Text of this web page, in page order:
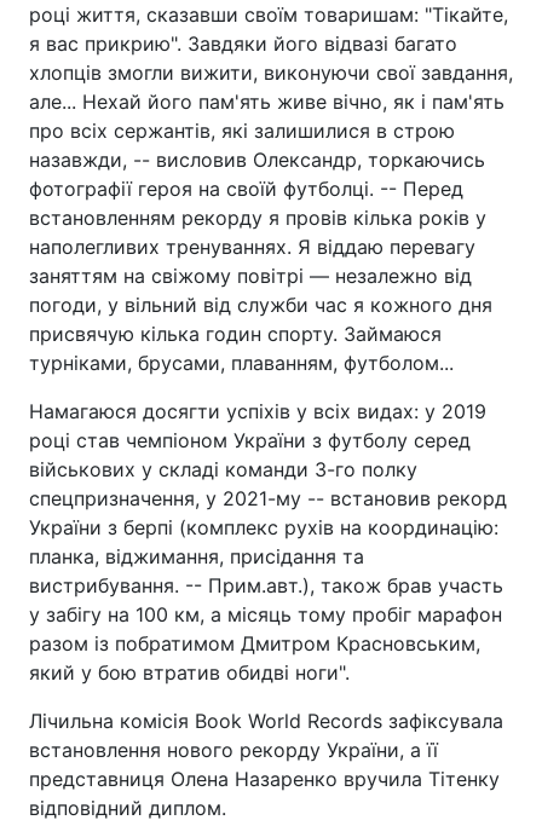
році життя, сказавши своїм товаришам: "Тікайте,
я вас прикрию". Завдяки його відвазі багато
хлопців змогли вижити, виконуючи свої завдання,
але... Нехай його пам'ять живе вічно, як і пам'ять
про всіх сержантів, які залишилися в строю
назавжди, -- висловив Олександр, торкаючись
фотографії героя на своїй футболці. -- Перед
встановленням рекорду я провів кілька років у
наполегливих тренуваннях. Я віддаю перевагу
заняттям на свіжому повітрі — незалежно від
погоди, у вільний від служби час я кожного дня
присвячую кілька годин спорту. Займаюся
турніками, брусами, плаванням, футболом...
Намагаюся досягти успіхів у всіх видах: у 2019
році став чемпіоном України з футболу серед
військових у складі команди 3-го полку
спецпризначення, у 2021-му -- встановив рекорд
України з берпі (комплекс рухів на координацію:
планка, віджимання, присідання та
вистрибування. -- Прим.авт.), також брав участь
у забігу на 100 км, а місяць тому пробіг марафон
разом із побратимом Дмитром Красновським,
який у бою втратив обидві ноги".
Лічильна комісія Book World Records зафіксувала
встановлення нового рекорду України, а її
представниця Олена Назаренко вручила Тітенку
відповідний диплом.